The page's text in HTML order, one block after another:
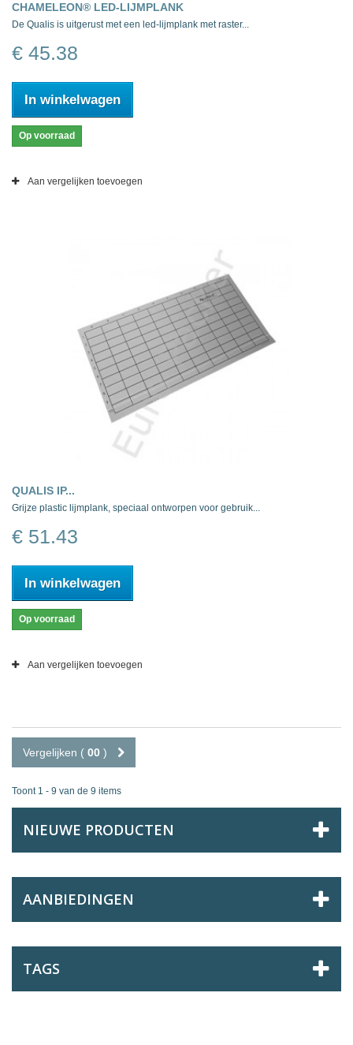
CHAMELEON® LED-LIJMPLANK
De Qualis is uitgerust met een led-lijmplank met raster...
€ 45.38
In winkelwagen
Op voorraad
Aan vergelijken toevoegen
QUALIS IP...
Grijze plastic lijmplank, speciaal ontworpen voor gebruik...
€ 51.43
In winkelwagen
Op voorraad
Aan vergelijken toevoegen
Vergelijken ( 00 )
Toont 1 - 9 van de 9 items
NIEUWE PRODUCTEN
AANBIEDINGEN
TAGS